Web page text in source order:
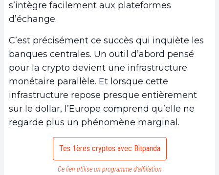
s’intègre facilement aux plateformes
d’échange.
C’est précisément ce succès qui inquiète les
banques centrales. Un outil d’abord pensé
pour la crypto devient une infrastructure
monétaire parallèle. Et lorsque cette
infrastructure repose presque entièrement
sur le dollar, l’Europe comprend qu’elle ne
regarde plus un phénomène marginal.
Tes 1ères cryptos avec Bitpanda
Ce lien utilise un programme d’affiliation